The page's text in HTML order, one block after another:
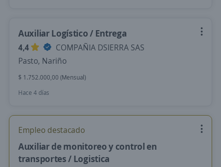
Auxiliar Logístico / Entrega
4,4
COMPAÑIA DSIERRA SAS
Pasto, Nariño
$ 1.752.000,00 (Mensual)
Hace 4 días
Empleo destacado
Auxiliar de monitoreo y control en
transportes / Logistica